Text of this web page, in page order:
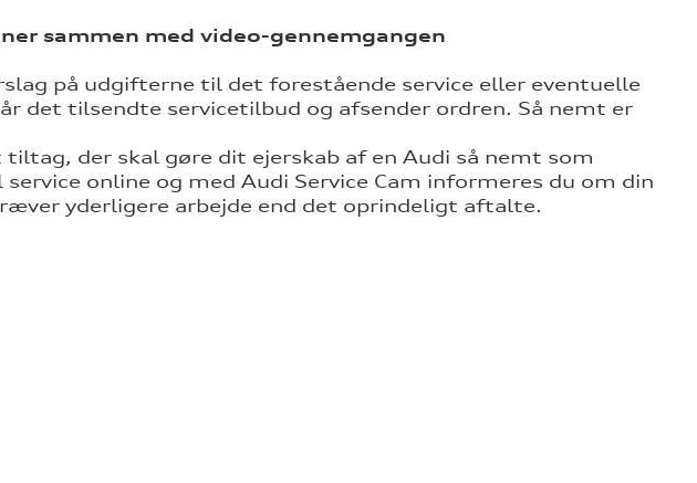
sammen med video-gennemgangen
på udgifterne til det forestående service eller eventuelle
det tilsendte servicetilbud og afsender ordren. Så nemt er
der skal gøre dit ejerskab af en Audi så nemt som
online og med Audi Service Cam informeres du om din
yderligere arbejde end det oprindeligt aftalte.